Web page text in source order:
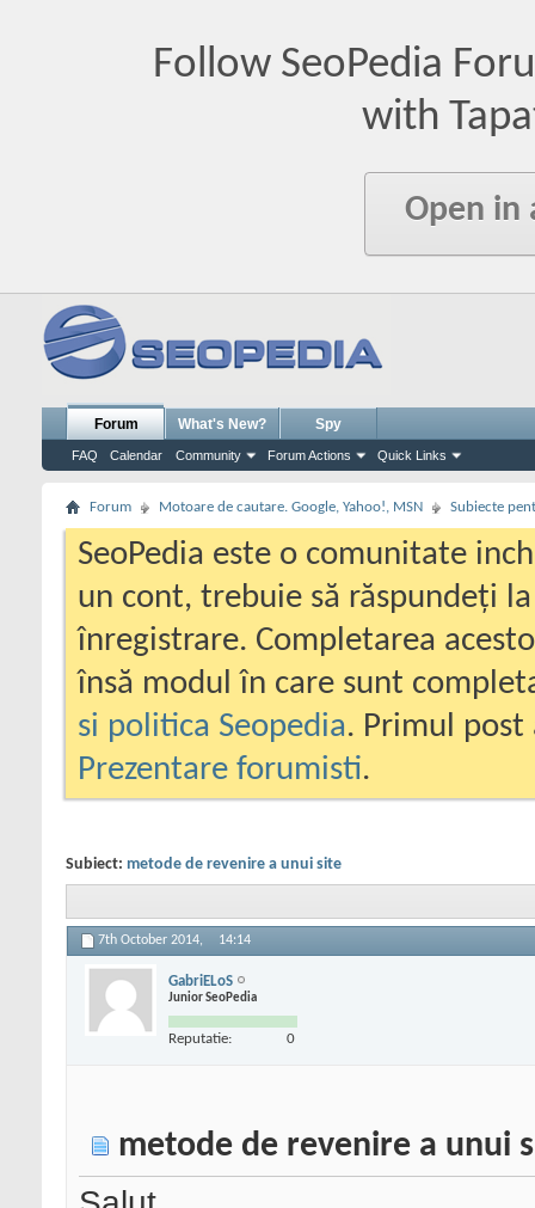
Follow SeoPedia
with
Open in
Forum
FAQ Calendar Community Forum Actions Quick Links
What's New? Spy
Forum Motoare de cautare. Google, Yahoo!, MSN Subiecte
SeoPedia este o comunitate
un cont, trebuie să răspundeți
înregistrare. Completarea
însă modul în care sunt
si politica Seopedia. Primul
Prezentare forumisti.
Subiect: metode de revenire a unui site
7th October 2014, 14:14
GabriELoS
Junior SeoPedia
Reputatie: 0
metode de revenire a unui